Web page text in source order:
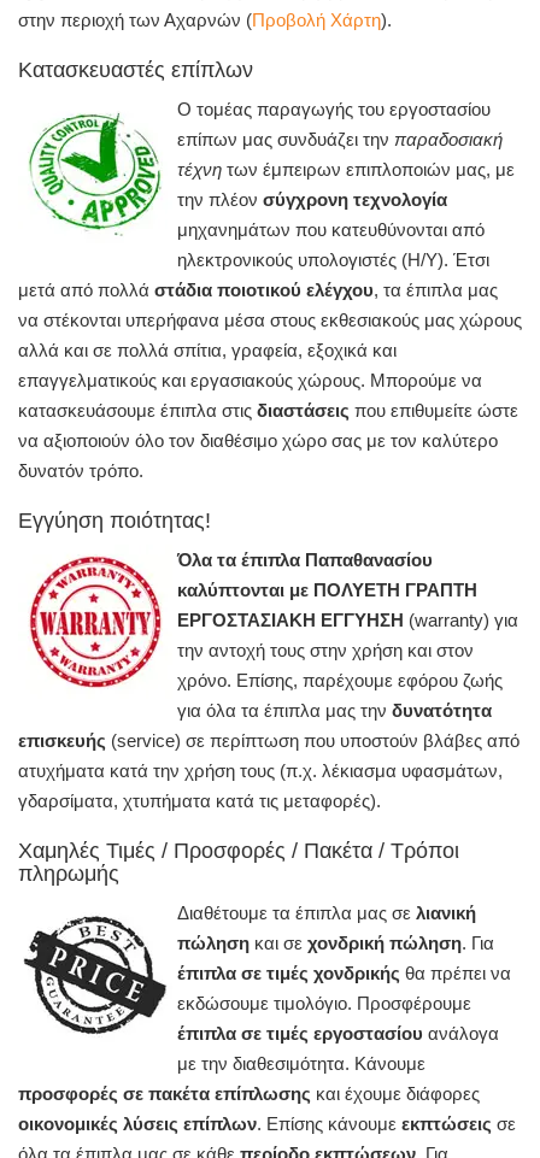
στην περιοχή των Αχαρνών (Προβολή Χάρτη).
Κατασκευαστές επίπλων
Ο τομέας παραγωγής του εργοστασίου
επίπων μας συνδυάζει την παραδοσιακή
τέχνη των έμπειρων επιπλοποιών μας, με
την πλέον σύγχρονη τεχνολογία
μηχανημάτων που κατευθύνονται από
ηλεκτρονικούς υπολογιστές (Η/Υ). Έτσι
μετά από πολλά στάδια ποιοτικού ελέγχου, τα έπιπλα μας
να στέκονται υπερήφανα μέσα στους εκθεσιακούς μας χώρους
αλλά και σε πολλά σπίτια, γραφεία, εξοχικά και
επαγγελματικούς και εργασιακούς χώρους. Μπορούμε να
κατασκευάσουμε έπιπλα στις διαστάσεις που επιθυμείτε ώστε
να αξιοποιούν όλο τον διαθέσιμο χώρο σας με τον καλύτερο
δυνατόν τρόπο.
Εγγύηση ποιότητας!
Όλα τα έπιπλα Παπαθανασίου
καλύπτονται με ΠΟΛΥΕΤΗ ΓΡΑΠΤΗ
ΕΡΓΟΣΤΑΣΙΑΚΗ ΕΓΓΥΗΣΗ (warranty) για
την αντοχή τους στην χρήση και στον
χρόνο. Επίσης, παρέχουμε εφόρου ζωής
για όλα τα έπιπλα μας την δυνατότητα
επισκευής (service) σε περίπτωση που υποστούν βλάβες από
ατυχήματα κατά την χρήση τους (π.χ. λέκιασμα υφασμάτων,
γδαρσίματα, χτυπήματα κατά τις μεταφορές).
Χαμηλές Τιμές / Προσφορές / Πακέτα / Τρόποι
πληρωμής
Διαθέτουμε τα έπιπλα μας σε λιανική
πώληση και σε χονδρική πώληση. Για
έπιπλα σε τιμές χονδρικής θα πρέπει να
εκδώσουμε τιμολόγιο. Προσφέρουμε
έπιπλα σε τιμές εργοστασίου ανάλογα
με την διαθεσιμότητα. Κάνουμε
προσφορές σε πακέτα επίπλωσης και έχουμε διάφορες
οικονομικές λύσεις επίπλων. Επίσης κάνουμε εκπτώσεις σε
όλα τα έπιπλα μας σε κάθε περίοδο εκπτώσεων . Για